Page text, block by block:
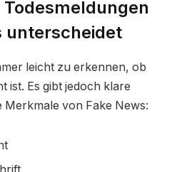
unterscheidet
leicht zu erkennen, ob
ist. Es gibt jedoch klare
von Fake News: